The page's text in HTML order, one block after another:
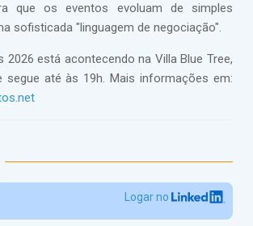
que os eventos evoluam de simples
sofisticada "linguagem de negociação".
2026 está acontecendo na Villa Blue Tree,
segue até às 19h. Mais informações em:
Logar no